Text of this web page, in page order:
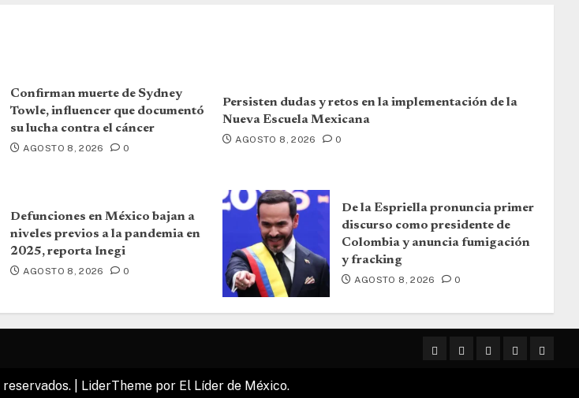
Confirman muerte de Sydney
Towle, influencer que documentó
su lucha contra el cáncer
AGOSTO 8, 2026 0
Persisten dudas y retos en la implementación de la
Nueva Escuela Mexicana
AGOSTO 8, 2026 0
Defunciones en México bajan a
niveles previos a la pandemia en
2025, reporta Inegi
AGOSTO 8, 2026 0
De la Espriella pronuncia primer
discurso como presidente de
Colombia y anuncia fumigación
y fracking
AGOSTO 8, 2026 0
LiderThemepor El Líder de México.